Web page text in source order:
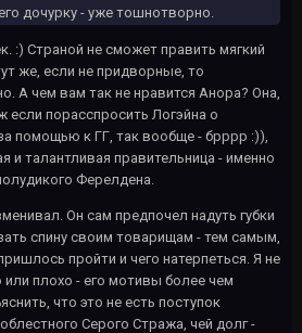
дочурку - уже тошнотворно.
:) Страной не сможет править мягкий
же, если не придворные, то
А чем вам так не нравится Анора? Она,
если порасспросить Логэйна о
помощью к ГГ, так вообще - брррр :)),
и талантливая правительница - именно
Ферелдена.
Он сам предпочел надуть губки
спину своим товарищам - тем самым,
пройти и чего натерпеться. Я не
плохо - его мотивы более чем
что это не есть поступок
Серого Стража, чей долг -